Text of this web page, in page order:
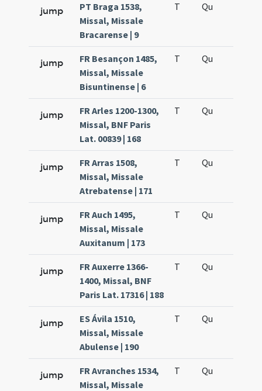
jump
PT Braga 1538,
Missal, Missale
Bracarense | 9
T Qu
jump
FR Besançon 1485,
Missal, Missale
Bisuntinense | 6
T Qu
jump
FR Arles 1200-1300,
Missal, BNF Paris
Lat. 00839 | 168
T Qu
jump
FR Arras 1508,
Missal, Missale
Atrebatense | 171
T Qu
jump
FR Auch 1495,
Missal, Missale
Auxitanum | 173
T Qu
jump
FR Auxerre 1366-
1400, Missal, BNF
Paris Lat. 17316 | 188
T Qu
jump
ES Ávila 1510,
Missal, Missale
Abulense | 190
T Qu
jump
FR Avranches 1534,
Missal, Missale
T Qu